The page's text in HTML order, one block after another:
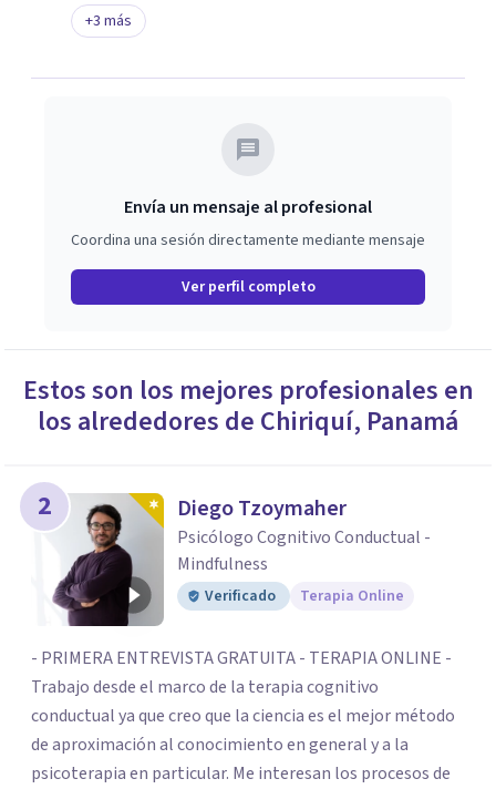
+3 más
Envía un mensaje al profesional
Coordina una sesión directamente mediante mensaje
Ver perfil completo
Estos son los mejores profesionales en
los alrededores de Chiriquí, Panamá
2 Diego Tzoymaher
Psicólogo Cognitivo Conductual -
Mindfulness
Verificado Terapia Online
- PRIMERA ENTREVISTA GRATUITA - TERAPIA ONLINE -
Trabajo desde el marco de la terapia cognitivo
conductual ya que creo que la ciencia es el mejor método
de aproximación al conocimiento en general y a la
psicoterapia en particular. Me interesan los procesos de